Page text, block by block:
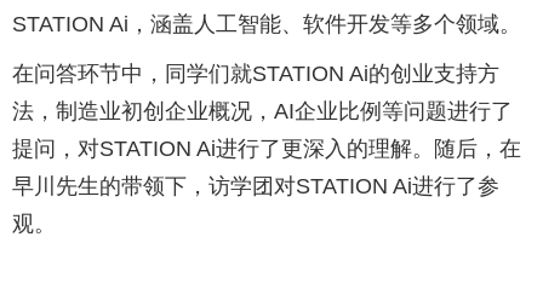
STATION Ai，涵盖人工智能、软件开发等多个领域。
在问答环节中，同学们就STATION Ai的创业支持方
法，制造业初创企业概况，AI企业比例等问题进行了
提问，对STATION Ai进行了更深入的理解。随后，在
早川先生的带领下，访学团对STATION Ai进行了参
观。